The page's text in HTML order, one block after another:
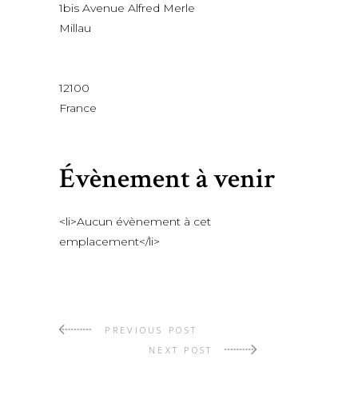
1bis Avenue Alfred Merle
Millau
12100
France
Évènement à venir
<li>Aucun évènement à cet
emplacement</li>
PREVIOUS POST
NEXT POST